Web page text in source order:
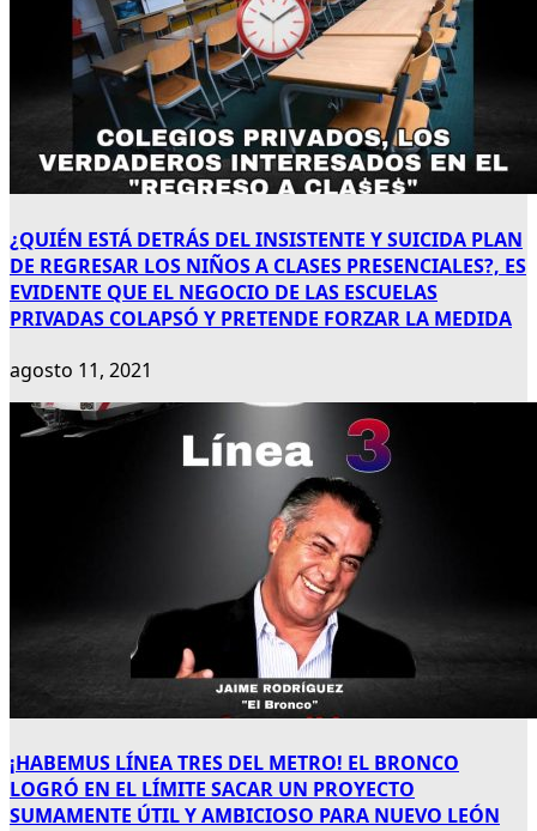
¿QUIÉN ESTÁ DETRÁS DEL INSISTENTE Y SUICIDA PLAN
DE REGRESAR LOS NIÑOS A CLASES PRESENCIALES?, ES
EVIDENTE QUE EL NEGOCIO DE LAS ESCUELAS
PRIVADAS COLAPSÓ Y PRETENDE FORZAR LA MEDIDA
agosto 11, 2021
¡HABEMUS LÍNEA TRES DEL METRO! EL BRONCO
LOGRÓ EN EL LÍMITE SACAR UN PROYECTO
SUMAMENTE ÚTIL Y AMBICIOSO PARA NUEVO LEÓN